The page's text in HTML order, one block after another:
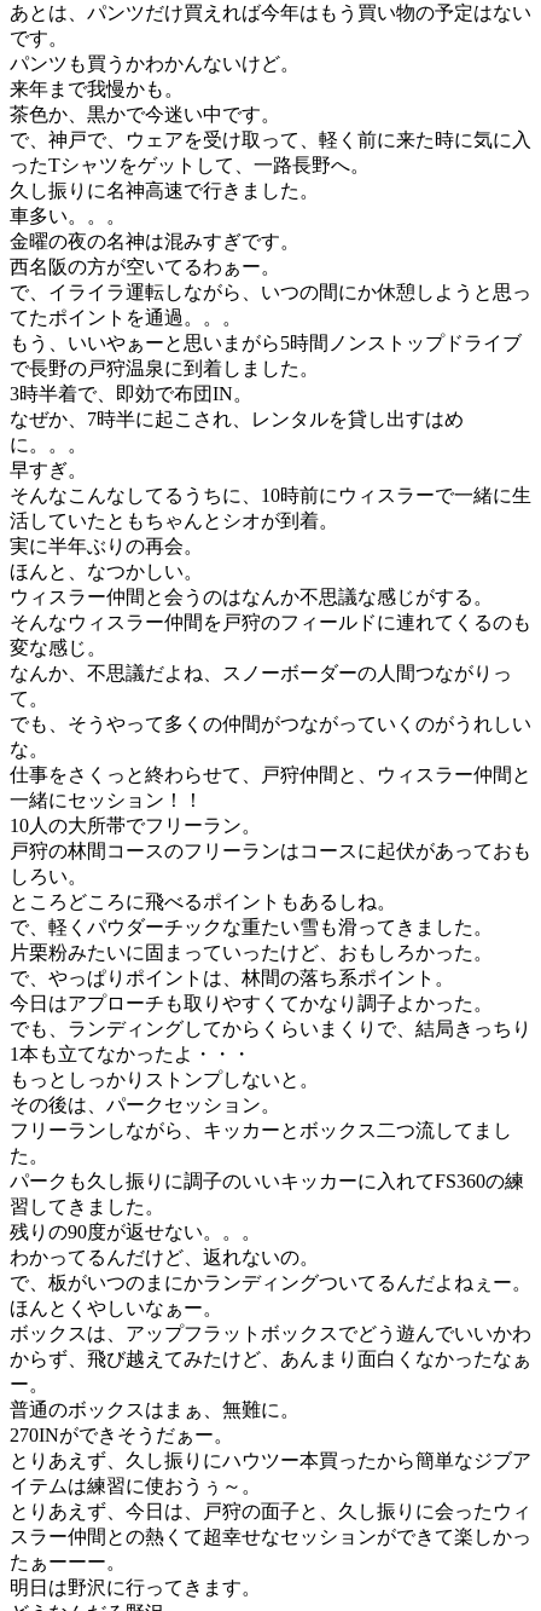
あとは、パンツだけ買えれば今年はもう買い物の予定はない
です。
パンツも買うかわかんないけど。
来年まで我慢かも。
茶色か、黒かで今迷い中です。
で、神戸で、ウェアを受け取って、軽く前に来た時に気に入
ったTシャツをゲットして、一路長野へ。
久し振りに名神高速で行きました。
車多い。。。
金曜の夜の名神は混みすぎです。
西名阪の方が空いてるわぁー。
で、イライラ運転しながら、いつの間にか休憩しようと思っ
てたポイントを通過。。。
もう、いいやぁーと思いまがら5時間ノンストップドライブ
で長野の戸狩温泉に到着しました。
3時半着で、即効で布団IN。
なぜか、7時半に起こされ、レンタルを貸し出すはめ
に。。。
早すぎ。
そんなこんなしてるうちに、10時前にウィスラーで一緒に生
活していたともちゃんとシオが到着。
実に半年ぶりの再会。
ほんと、なつかしい。
ウィスラー仲間と会うのはなんか不思議な感じがする。
そんなウィスラー仲間を戸狩のフィールドに連れてくるのも
変な感じ。
なんか、不思議だよね、スノーボーダーの人間つながりっ
て。
でも、そうやって多くの仲間がつながっていくのがうれしい
な。
仕事をさくっと終わらせて、戸狩仲間と、ウィスラー仲間と
一緒にセッション！！
10人の大所帯でフリーラン。
戸狩の林間コースのフリーランはコースに起伏があっておも
しろい。
ところどころに飛べるポイントもあるしね。
で、軽くパウダーチックな重たい雪も滑ってきました。
片栗粉みたいに固まっていったけど、おもしろかった。
で、やっぱりポイントは、林間の落ち系ポイント。
今日はアプローチも取りやすくてかなり調子よかった。
でも、ランディングしてからくらいまくりで、結局きっちり
1本も立てなかったよ・・・
もっとしっかりストンプしないと。
その後は、パークセッション。
フリーランしながら、キッカーとボックス二つ流してまし
た。
パークも久し振りに調子のいいキッカーに入れてFS360の練
習してきました。
残りの90度が返せない。。。
わかってるんだけど、返れないの。
で、板がいつのまにかランディングついてるんだよねぇー。
ほんとくやしいなぁー。
ボックスは、アップフラットボックスでどう遊んでいいかわ
からず、飛び越えてみたけど、あんまり面白くなかったなぁ
ー。
普通のボックスはまぁ、無難に。
270INができそうだぁー。
とりあえず、久し振りにハウツー本買ったから簡単なジブア
イテムは練習に使おうぅ～。
とりあえず、今日は、戸狩の面子と、久し振りに会ったウィ
スラー仲間との熱くて超幸せなセッションができて楽しかっ
たぁーーー。
明日は野沢に行ってきます。